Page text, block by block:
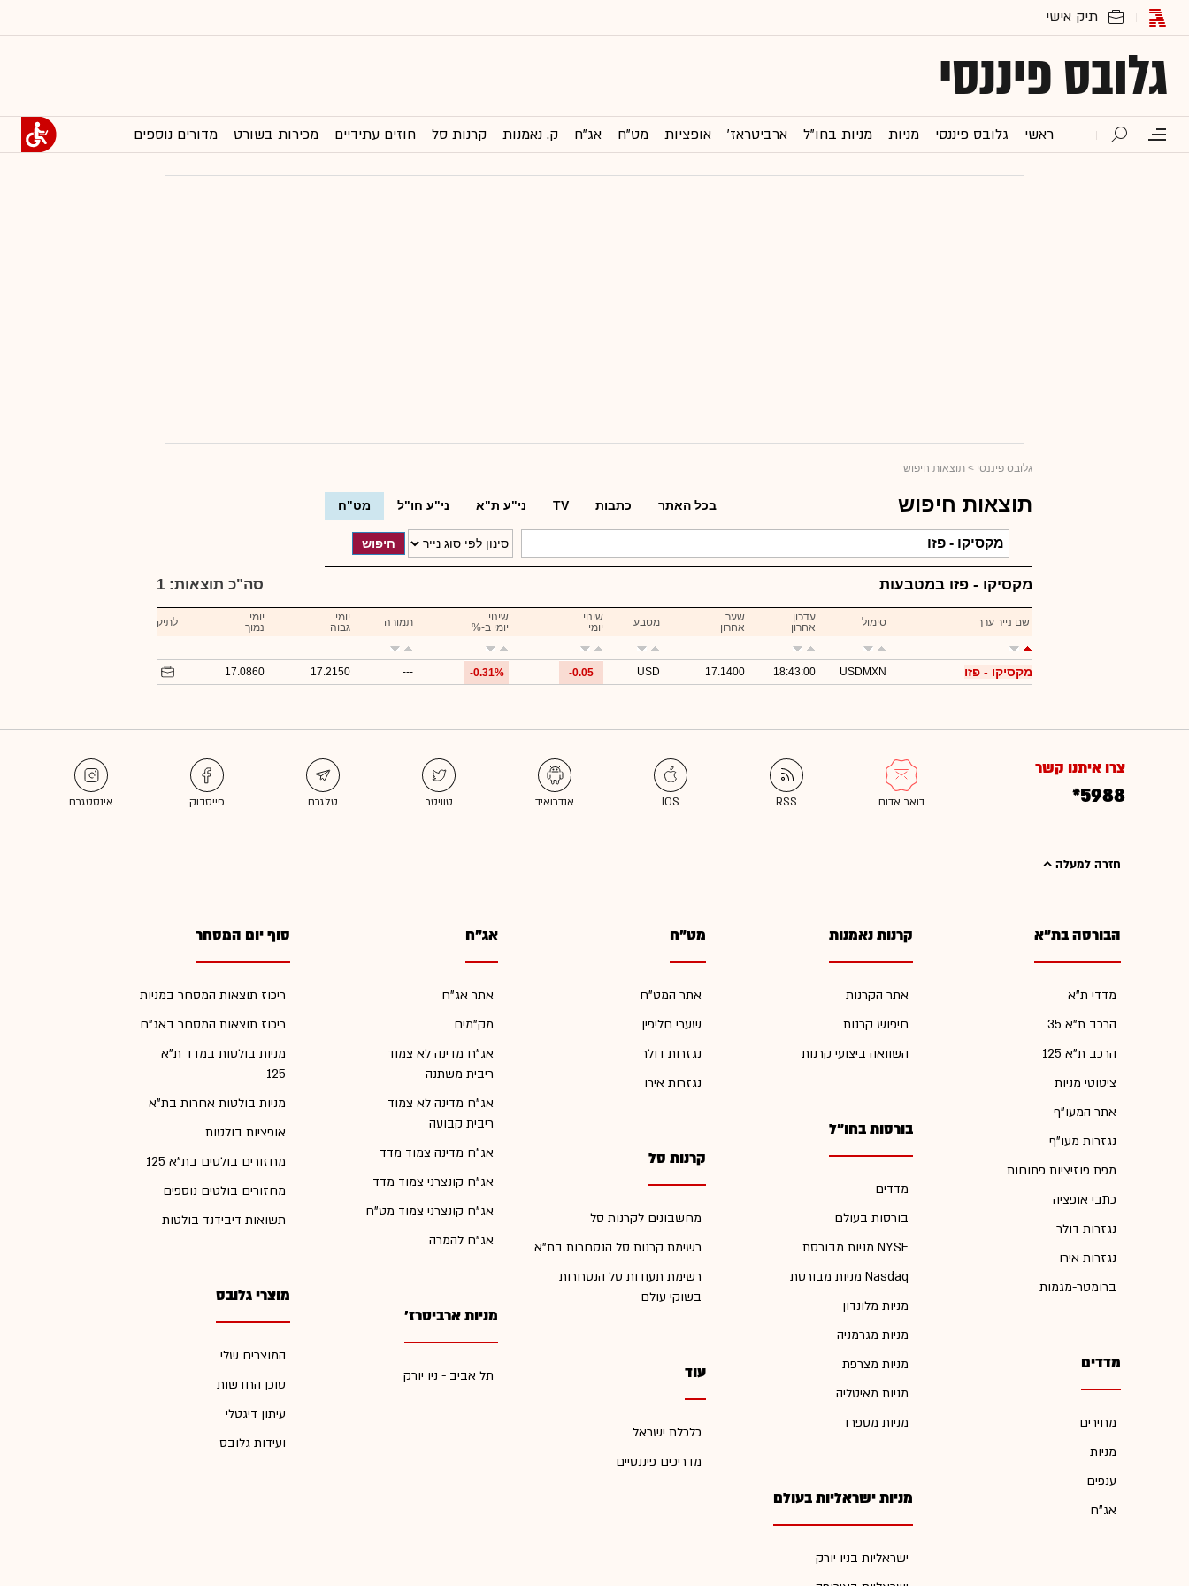
גלובס פיננסי
ראשי גלובס פיננסי מניות מניות בחו"ל ארביטראז' אופציות מט"ח אג"ח ק. נאמנות קרנות סל חוזים עתידיים מכירות בשורט מדורים נוספים
גלובס פיננסי > תוצאות חיפוש
תוצאות חיפוש בכל האתר כתבות TV ני"ע ת"א ני"ע חו"ל מט"ח
מקסיקו - פזו במטבעות סה"כ תוצאות: 1
שם נייר ערך סימול
עדכון
אחרון
שער
אחרון
מטבע
שינוי
יומי
שינוי
יומי ב-%
תמורה
יומי
גבוה
יומי
נמוך
לתיק
מקסיקו - פזו USDMXN
18:43:00
17.1400
USD
-0.05
-0.31%
---
17.2150
17.0860
צרו איתנו קשר
*5988
חזרה למעלה
הבורסה בת"א
מדדי ת"א
הרכב ת"א 35
הרכב ת"א 125
ציטוטי מניות
אתר המעו"ף
נגזרות מעו"ף
מפת פוזיציות פתוחות
כתבי אופציה
נגזרות דולר
נגזרות אירו
ברומטר-מגמות
מדדים
מחירים
מניות
ענפים
אג"ח
קרנות נאמנות
אתר הקרנות
חיפוש קרנות
השוואה ביצועי קרנות
בורסות בחו"ל
מדדים
בורסות בעולם
מניות מבורסת NYSE
מניות מבורסת Nasdaq
מניות מלונדון
מניות מגרמניה
מניות מצרפת
מניות מאיטליה
מניות מספרד
מניות ישראליות בעולם
ישראליות בניו יורק
מט"ח
אתר המט"ח
שערי חליפין
נגזרות דולר
נגזרות אירו
קרנות סל
מחשבונים לקרנות סל
רשימת קרנות סל הנסחרות בת"א
רשימת תעודות סל הנסחרות
בשוקי עולם
עוד
כלכלת ישראל
מדריכים פיננסיים
אג"ח
אתר אג"ח
מק"מים
אג"ח מדינה לא צמוד
ריבית משתנה
אג"ח מדינה לא צמוד
ריבית קבועה
אג"ח מדינה צמוד מדד
אג"ח קונצרני צמוד מדד
אג"ח קונצרני צמוד מט"ח
אג"ח להמרה
מניות ארביטרז'
תל אביב - ניו יורק
סוף יום המסחר
ריכוז תוצאות המסחר במניות
ריכוז תוצאות המסחר באג"ח
מניות בולטות במדד ת"א
125
מניות בולטות אחרות בת"א
אופציות בולטות
מחזורים בולטים בת"א 125
מחזורים בולטים נוספים
תשואות דיבידנד בולטות
מוצרי גלובס
המוצרים שלי
סוכן החדשות
עיתון דיגטלי
ועידות גלובס